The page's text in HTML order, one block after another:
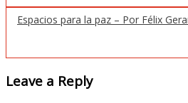
Espacios para la paz – Por Félix
Leave a Reply